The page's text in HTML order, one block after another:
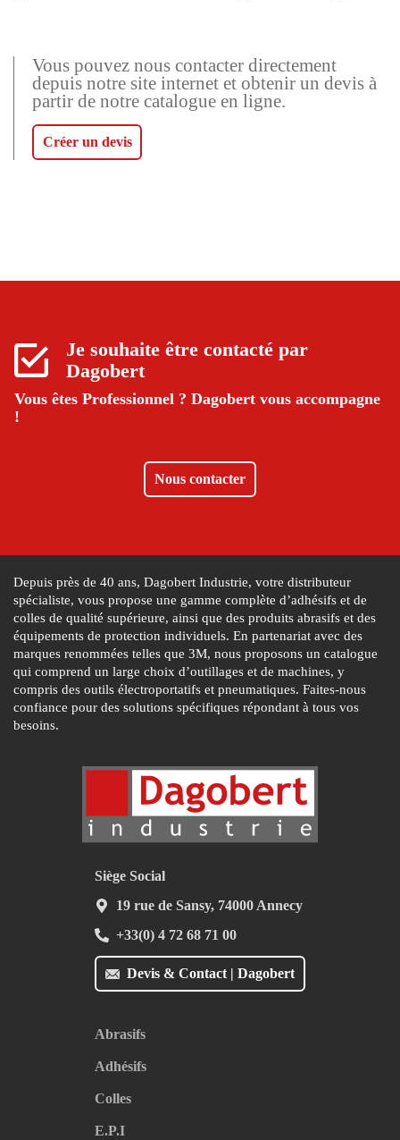
Vous pouvez nous contacter directement
depuis notre site internet et obtenir un devis à
partir de notre catalogue en ligne.
Créer un devis
Je souhaite être contacté par
Dagobert
Vous êtes Professionnel ? Dagobert vous accompagne
!
Nous contacter
Depuis près de 40 ans, Dagobert Industrie, votre distributeur
spécialiste, vous propose une gamme complète d’adhésifs et de
colles de qualité supérieure, ainsi que des produits abrasifs et des
équipements de protection individuels. En partenariat avec des
marques renommées telles que 3M, nous proposons un catalogue
qui comprend un large choix d’outillages et de machines, y
compris des outils électroportatifs et pneumatiques. Faites-nous
confiance pour des solutions spécifiques répondant à tous vos
besoins.
Devis & Contact | Dagobert
Siège Social
19 rue de Sansy, 74000 Annecy
+33(0) 4 72 68 71 00
Abrasifs
Adhésifs
Colles
E.P.I